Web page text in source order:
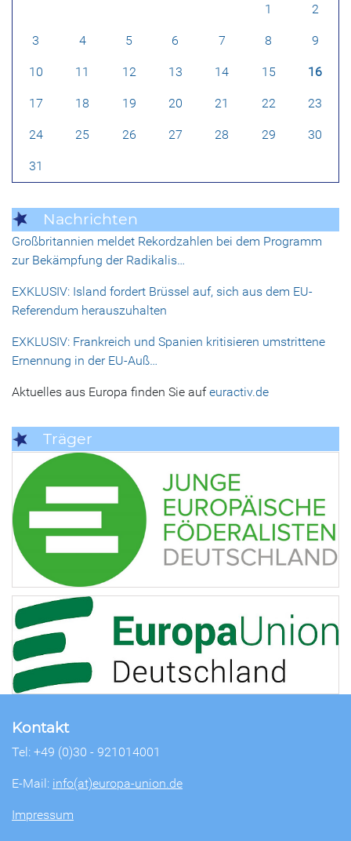
1 2
3 4 5 6 7 8 9
10 11 12 13 14 15 16
17 18 19 20 21 22 23
24 25 26 27 28 29 30
31
Nachrichten
Großbritannien meldet Rekordzahlen bei dem Programm
zur Bekämpfung der Radikalis…
EXKLUSIV: Island fordert Brüssel auf, sich aus dem EU-
Referendum herauszuhalten
EXKLUSIV: Frankreich und Spanien kritisieren umstrittene
Ernennung in der EU-Auß…
Aktuelles aus Europa finden Sie aufeuractiv.de
Träger
Kontakt
Tel: +49 (0)30 - 921014001
E-Mail: info(at)europa-union.de
Impressum